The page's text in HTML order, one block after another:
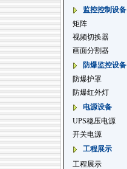
监控控制设备
矩阵
视频切换器
画面分割器
防爆监控设备
防爆护罩
防爆红外灯
电源设备
UPS稳压电源
开关电源
工程展示
工程展示